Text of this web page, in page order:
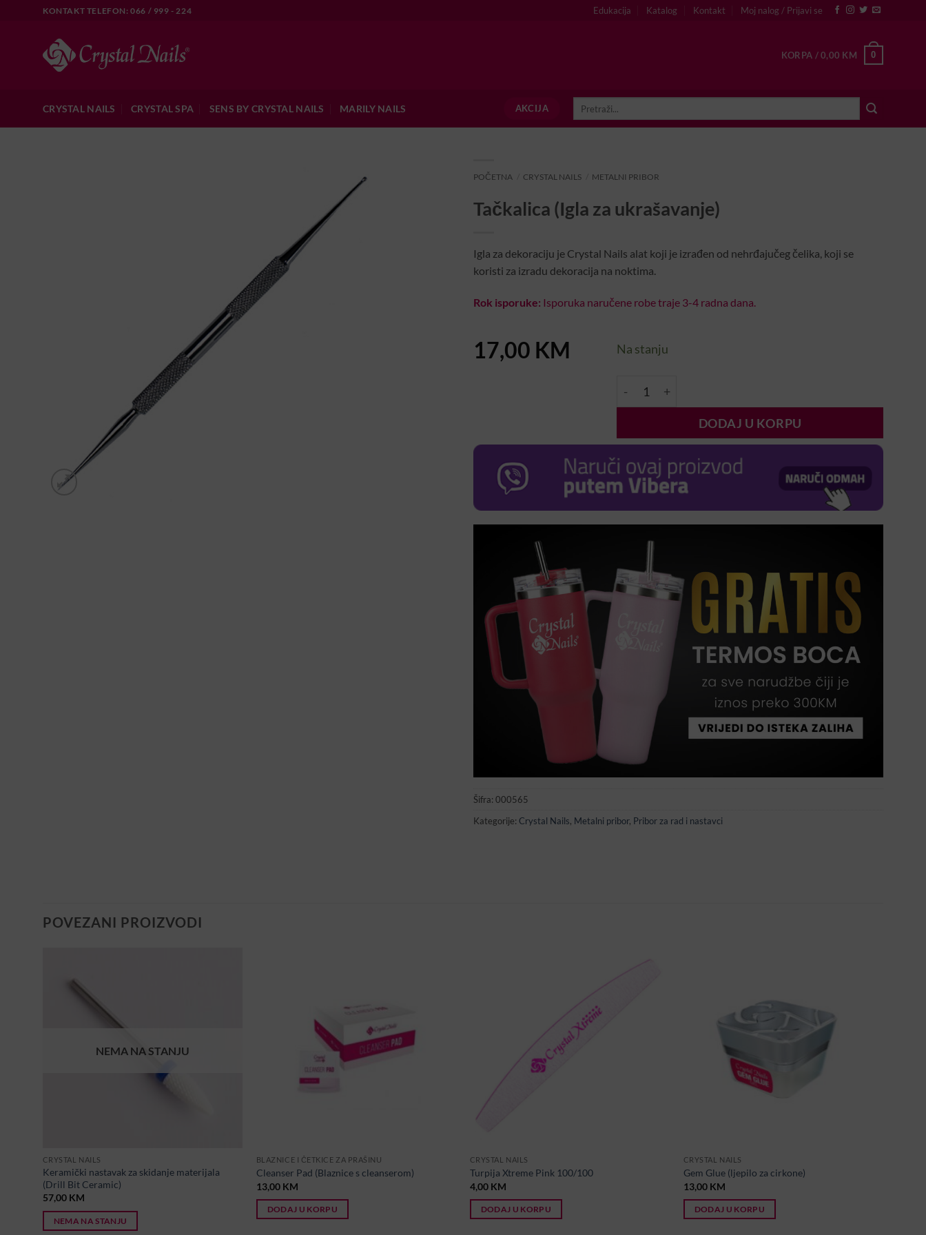
KONTAKT TELEFON: 066 / 999 - 224 Edukacija Katalog Kontakt Moj nalog / Prijavi se
KORPA /0,00 KM 0
CRYSTAL NAILS CRYSTAL SPA SENS BY CRYSTAL NAILS MARILY NAILS AKCIJA
POČETNA CRYSTAL NAILS METALNI PRIBOR
Tačkalica (Igla za ukrašavanje)
Igla za dekoraciju je Crystal Nails alat koji je izrađen od nehrđajučeg čelika, koji se
koristi za izradu dekoracija na noktima.
Rok isporuke: Isporuka naručene robe traje 3-4 radna dana.
17,00 KM Na stanju
Tačkalica (Igla za ukrašavanje) količina
DODAJ U KORPU
Šifra: 000565
Kategorije: Crystal Nails, Metalni pribor, Pribor za rad i nastavci
POVEZANI PROIZVODI
NEMA NA STANJU
CRYSTAL NAILS
Keramički nastavak za skidanje materijala
(Drill Bit Ceramic)
57,00 KM
NEMA NA STANJU
BLAZNICE I ČETKICE ZA PRAŠINU
Cleanser Pad (Blaznice s cleanserom)
13,00 KM
DODAJ U KORPU
CRYSTAL NAILS
Turpija Xtreme Pink 100/100
4,00 KM
DODAJ U KORPU
CRYSTAL NAILS
Gem Glue (ljepilo za cirkone)
13,00 KM
DODAJ U KORPU